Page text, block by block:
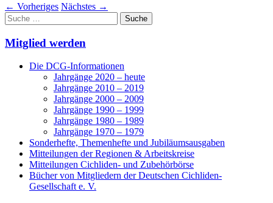
← Vorheriges Nächstes →
Suche
nach:
Mitglied werden
Die DCG-Informationen
Jahrgänge 2020 – heute
Jahrgänge 2010 – 2019
Jahrgänge 2000 – 2009
Jahrgänge 1990 – 1999
Jahrgänge 1980 – 1989
Jahrgänge 1970 – 1979
Sonderhefte, Themenhefte und Jubiläumsausgaben
Mitteilungen der Regionen & Arbeitskreise
Mitteilungen Cichliden- und Zubehörbörse
Bücher von Mitgliedern der Deutschen Cichliden-
Gesellschaft e. V.